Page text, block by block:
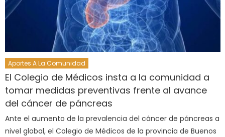
Aportes A La Comunidad
El Colegio de Médicos insta a la comunidad a
tomar medidas preventivas frente al avance
del cáncer de páncreas
Ante el aumento de la prevalencia del cáncer de páncreas a
nivel global, el Colegio de Médicos de la provincia de Buenos